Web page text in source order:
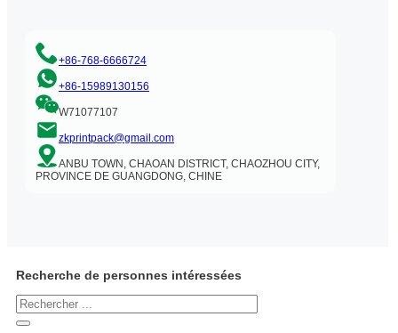
+86-768-6666724
+86-15989130156
W71077107
zkprintpack@gmail.com
ANBU TOWN, CHAOAN DISTRICT, CHAOZHOU CITY,
PROVINCE DE GUANGDONG, CHINE
Recherche de personnes intéressées
Rechercher